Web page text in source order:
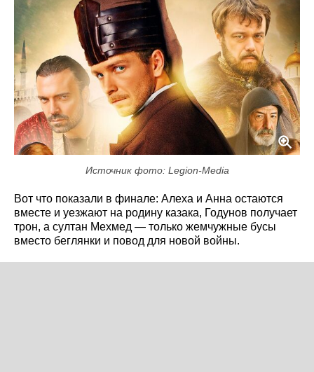
Источник фото: Legion-Media
Вот что показали в финале: Алеха и Анна остаются
вместе и уезжают на родину казака, Годунов получает
трон, а султан Мехмед — только жемчужные бусы
вместо беглянки и повод для новой войны.